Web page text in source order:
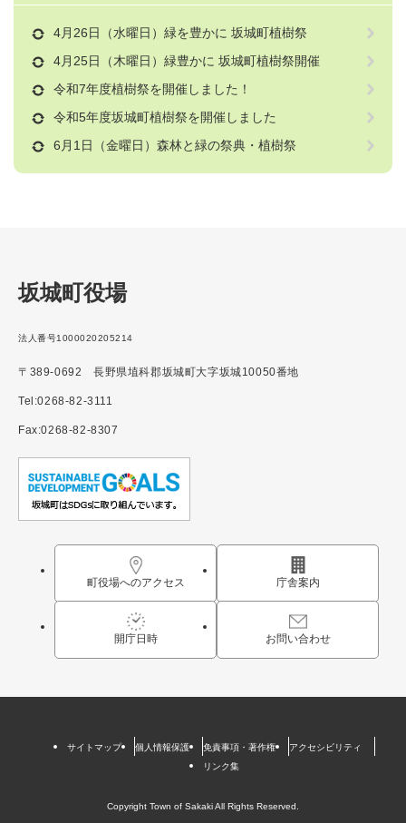
4月26日（水曜日）緑を豊かに 坂城町植樹祭
4月25日（木曜日）緑豊かに 坂城町植樹祭開催
令和7年度植樹祭を開催しました！
令和5年度坂城町植樹祭を開催しました
6月1日（金曜日）森林と緑の祭典・植樹祭
坂城町役場
法人番号1000020205214
〒389-0692 長野県埴科郡坂城町大字坂城10050番地
Tel:0268-82-3111
Fax:0268-82-8307
町役場へのアクセス 庁舎案内
開庁日時 お問い合わせ
サイトマップ 個人情報保護 免責事項・著作権
アクセシビリティ
リンク集
Copyright Town of Sakaki All Rights Reserved.